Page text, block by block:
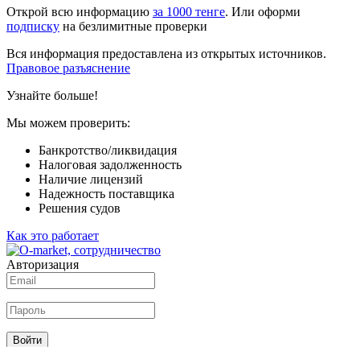
Открой всю информацию за 1000 тенге. Или оформи
подписку на безлимитные проверки
Вся информация предоставлена из открытых источников.
Правовое разъяснение
Узнайте больше!
Мы можем проверить:
Банкротство/ликвидация
Налоговая задолженность
Наличие лицензий
Надежность поставщика
Решения судов
Как это работает
Авторизация
Войти